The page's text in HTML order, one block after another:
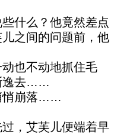
什么？他竟然差点
之间的问题前，他
也不动地抓住毛
逸去……
悄崩落……
，艾芙儿便端着早